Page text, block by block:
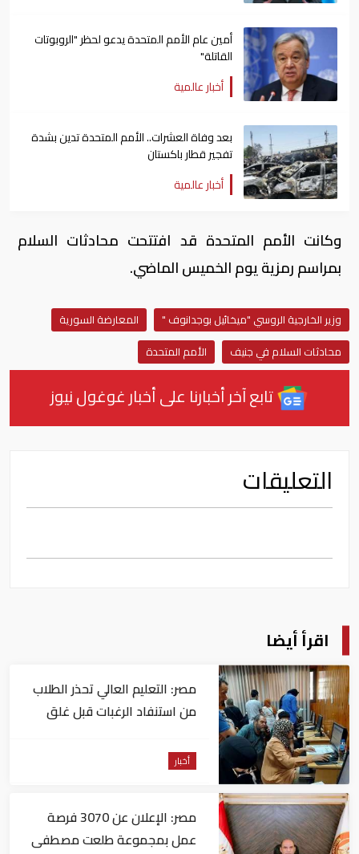
أمين عام الأمم المتحدة يدعو لحظر "الروبوتات
القاتلة"
أخبار عالمية
بعد وفاة العشرات.. الأمم المتحدة تدين بشدة
تفجير قطار باكستان
أخبار عالمية
وكانت الأمم المتحدة قد افتتحت محادثات السلام
بمراسم رمزية يوم الخميس الماضي.
وزير الخارجية الروسي "ميخائيل بوجدانوف "
المعارضة السورية
محادثات السلام في جنيف
الأمم المتحدة
تابع آخر أخبارنا على أخبار غوغول نيوز
التعليقات
اقرأ أيضا
مصر: التعليم العالي تحذر الطلاب
من استنفاد الرغبات قبل غلق
أخبار
مصر: الإعلان عن 3070 فرصة
عمل بمجموعة طلعت مصطفى